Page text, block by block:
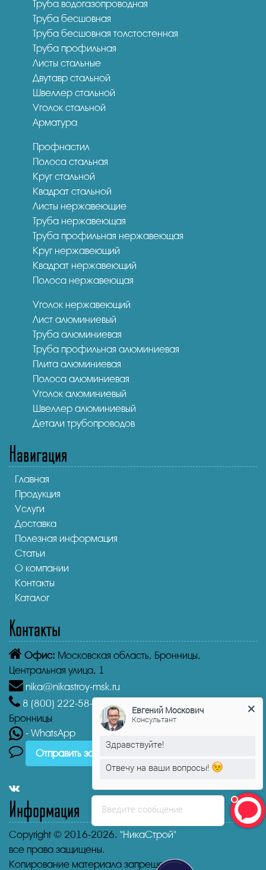
Труба водогазопроводная
Труба бесшовная
Труба бесшовная толстостенная
Труба профильная
Листы стальные
Двутавр стальной
Швеллер стальной
Уголок стальной
Арматура
Профнастил
Полоса стальная
Круг стальной
Квадрат стальной
Листы нержавеющие
Труба нержавеющая
Труба профильная нержавеющая
Круг нержавеющий
Квадрат нержавеющий
Полоса нержавеющая
Уголок нержавеющий
Лист алюминиевый
Труба алюминиевая
Труба профильная алюминиевая
Плита алюминиевая
Полоса алюминиевая
Уголок алюминиевый
Швеллер алюминиевый
Детали трубопроводов
Навигация
Главная
Продукция
Услуги
Доставка
Полезная информация
Статьи
О компании
Контакты
Каталог
Контакты
Офис: Московская область, Бронницы,
Центральная улица, 1
nika@nikastroy-msk.ru
8 (800) 222-58-30
Звонок бесплатный из г.
Бронницы
- WhatsApp
Отправить заявку
Информация
Copyright © 2016-2026. "НикаСтрой"
все права защищены.
Копирование материала запрещено.
Введите сообщение
Евгений Москович
Консультант
Здравствуйте!
Отвечу на ваши вопросы!